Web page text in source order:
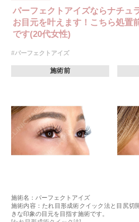
パーフェクトアイズならナチュ
お目元を叶えます！こちら処置
です(20代女性)
#パーフェクトアイズ
施術前
施術名：パーフェクトアイズ
施術内容：たれ目形成術クイック法と目尻切
きな印象の目元を目指す施術です。